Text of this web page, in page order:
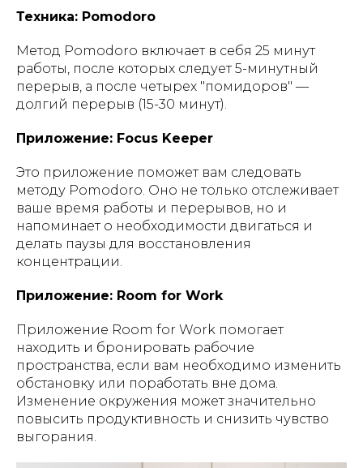
Техника: Pomodoro
Метод Pomodoro включает в себя 25 минут
работы, после которых следует 5-минутный
перерыв, а после четырех "помидоров" —
долгий перерыв (15-30 минут).
Приложение: Focus Keeper
Это приложение поможет вам следовать
методу Pomodoro. Оно не только отслеживает
ваше время работы и перерывов, но и
напоминает о необходимости двигаться и
делать паузы для восстановления
концентрации.
Приложение: Room for Work
Приложение Room for Work помогает
находить и бронировать рабочие
пространства, если вам необходимо изменить
обстановку или поработать вне дома.
Изменение окружения может значительно
повысить продуктивность и снизить чувство
выгорания.